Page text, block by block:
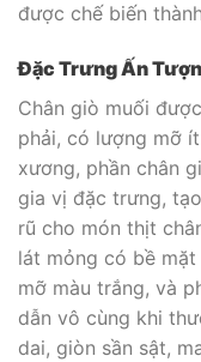
được chế biến
Đặc Trưng Ấn
Chân giò muối
phải, có lượng mỡ
xương, phần chân
gia vị đặc trưng,
rũ cho món thịt
lát mỏng có bề
mỡ màu trắng, và
dẫn vô cùng khi
dai, giòn sần sật,